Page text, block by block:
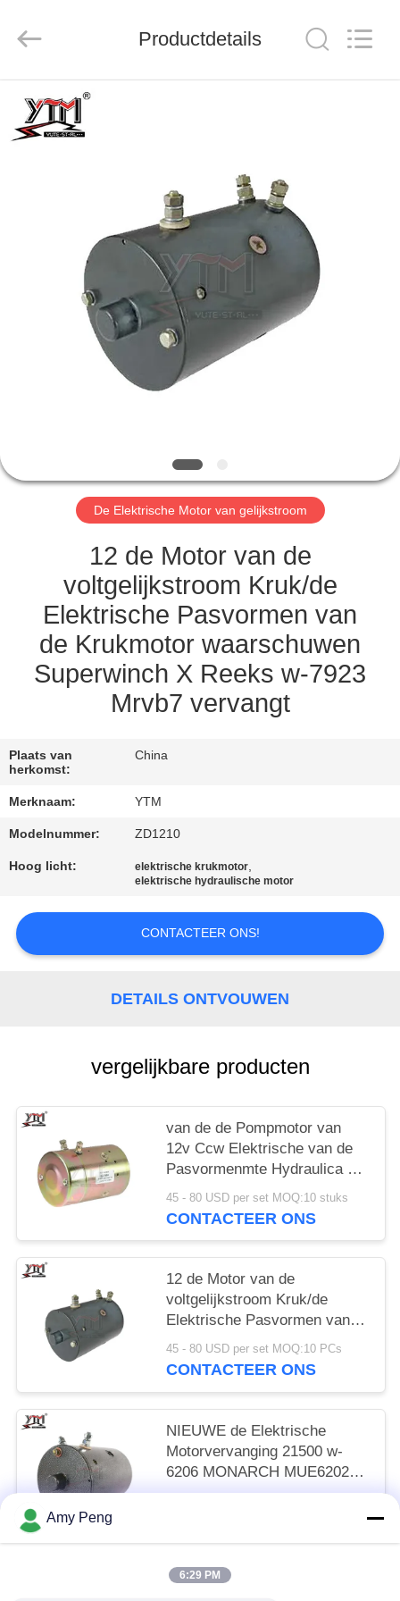
HUIS
PRODUCTEN
ONGEVEER
KWALITEITSCONTROLE
CONTACTEER
VERZOEK
OM EEN
CITAAT
SITEMAP
PRIVACYBELEID
Ltd..
Productdetails
De Elektrische Motor van gelijkstroom
12 de Motor van de
voltgelijkstroom Kruk/de
Elektrische Pasvormen van
de Krukmotor waarschuwen
Superwinch X Reeks w-7923
Mrvb7 vervangt
Plaats van
herkomst:
China
Merknaam: YTM
Modelnummer: ZD1210
Hoog licht: elektrische krukmotor,
elektrische hydraulische motor
CONTACTEER ONS!
DETAILS ONTVOUWEN
vergelijkbare producten
van de de Pompmotor van
12v Ccw Elektrische van de
Pasvormenmte Hydraulica w-
8935 46-2042 MDY6203
MDY6203S
45 - 80 USD per set MOQ:10 stuks
CONTACTEER ONS
12 de Motor van de
voltgelijkstroom Kruk/de
Elektrische Pasvormen van
de Krukmotor waarschuwen
Superwinch X Reeks w-7923
45 - 80 USD per set MOQ:10 PCs
CONTACTEER ONS
NIEUWE de Elektrische
Motorvervanging 21500 w-
6206 MONARCH MUE6202A
van de 12 Voltkruk
Amy Peng
6:29 PM